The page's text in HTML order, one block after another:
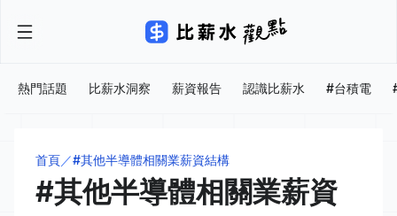
熱門話題 比薪水洞察 薪資報告 認識比薪水 #台積電
首頁 #其他半導體相關業薪資結構
#其他半導體相關業薪資